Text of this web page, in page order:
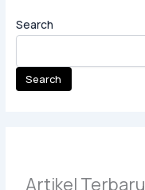
Search
Search
Artikel Terbaru